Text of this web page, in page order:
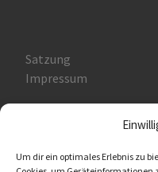
Um dir ein optimales Erlebnis zu
Satzung
Impressum